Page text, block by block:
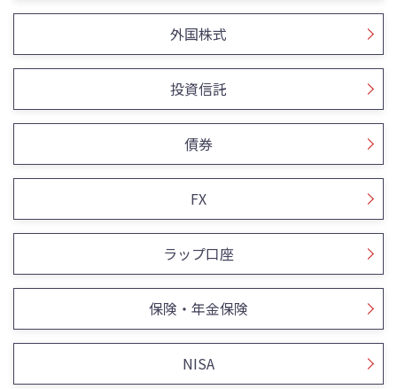
外国株式
投資信託
債券
FX
ラップ口座
保険・年金保険
NISA